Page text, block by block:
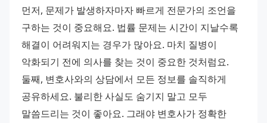
먼저, 문제가 발생하자마자 빠르게 전문가의 조언을
구하는 것이 중요해요. 법률 문제는 시간이 지날수록
해결이 어려워지는 경우가 많아요. 마치 질병이
악화되기 전에 의사를 찾는 것이 중요한 것처럼요.
둘째, 변호사와의 상담에서 모든 정보를 솔직하게
공유하세요. 불리한 사실도 숨기지 말고 모두
말씀드리는 것이 좋아요. 그래야 변호사가 정확한